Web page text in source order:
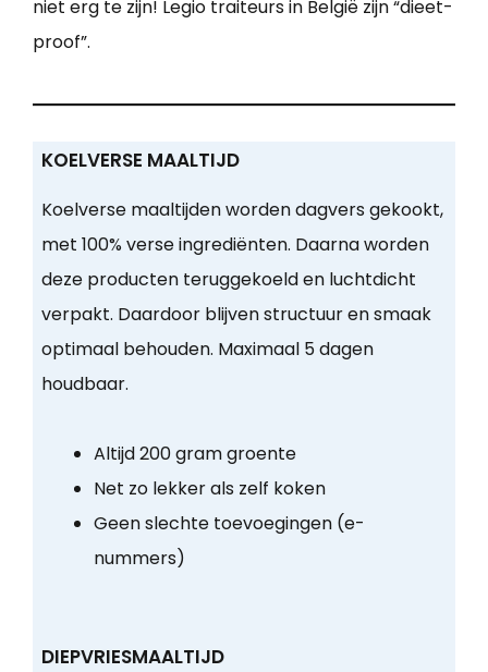
niet erg te zijn! Legio traiteurs in België zijn “dieet-
proof”.
KOELVERSE MAALTIJD
Koelverse maaltijden worden dagvers gekookt,
met 100% verse ingrediënten. Daarna worden
deze producten teruggekoeld en luchtdicht
verpakt. Daardoor blijven structuur en smaak
optimaal behouden. Maximaal 5 dagen
houdbaar.
Altijd 200 gram groente
Net zo lekker als zelf koken
Geen slechte toevoegingen (e-
nummers)
DIEPVRIESMAALTIJD